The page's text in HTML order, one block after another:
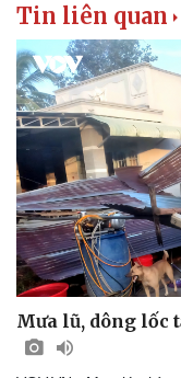
Tin liên quan
Mưa lũ, dông lốc